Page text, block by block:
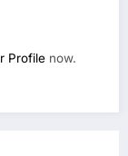
Profile now.